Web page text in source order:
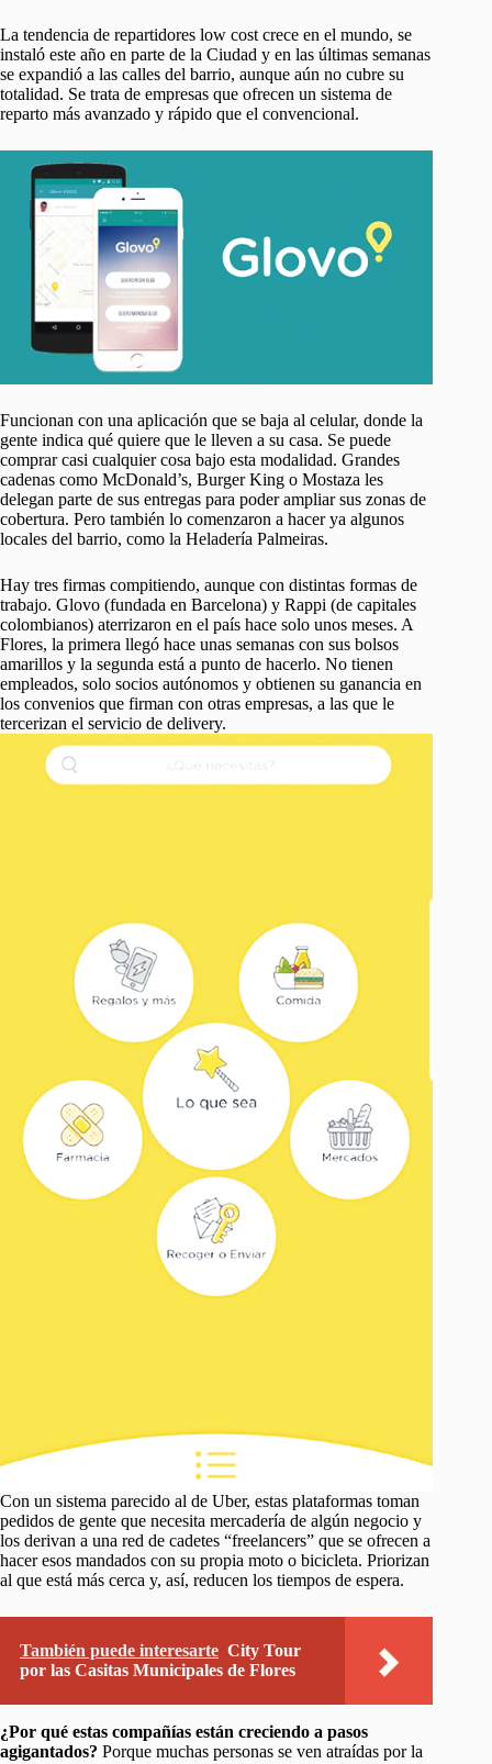
La tendencia de repartidores low cost crece en el mundo, se
instaló este año en parte de la Ciudad y en las últimas semanas
se expandió a las calles del barrio, aunque aún no cubre su
totalidad. Se trata de empresas que ofrecen un sistema de
reparto más avanzado y rápido que el convencional.
Funcionan con una aplicación que se baja al celular, donde la
gente indica qué quiere que le lleven a su casa. Se puede
comprar casi cualquier cosa bajo esta modalidad. Grandes
cadenas como McDonald’s, Burger King o Mostaza les
delegan parte de sus entregas para poder ampliar sus zonas de
cobertura. Pero también lo comenzaron a hacer ya algunos
locales del barrio, como la Heladería Palmeiras.
Hay tres firmas compitiendo, aunque con distintas formas de
trabajo. Glovo (fundada en Barcelona) y Rappi (de capitales
colombianos) aterrizaron en el país hace solo unos meses. A
Flores, la primera llegó hace unas semanas con sus bolsos
amarillos y la segunda está a punto de hacerlo. No tienen
empleados, solo socios autónomos y obtienen su ganancia en
los convenios que firman con otras empresas, a las que le
tercerizan el servicio de delivery.
Con un sistema parecido al de Uber, estas plataformas toman
pedidos de gente que necesita mercadería de algún negocio y
los derivan a una red de cadetes “freelancers” que se ofrecen a
hacer esos mandados con su propia moto o bicicleta. Priorizan
al que está más cerca y, así, reducen los tiempos de espera.
También puede interesarte City Tour
por las Casitas Municipales de Flores
¿Por qué estas compañías están creciendo a pasos
agigantados? Porque muchas personas se ven atraídas por la